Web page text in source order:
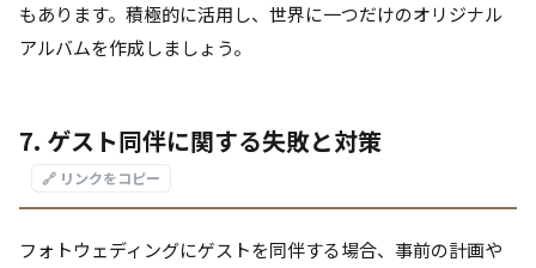
もあります。積極的に活用し、世界に一つだけのオリジナル
アルバムを作成しましょう。
7. ゲスト同伴に関する失敗と対策
🔗 リンクをコピー
フォトウェディングにゲストを同伴する場合、事前の計画や